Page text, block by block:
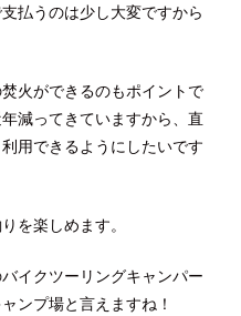
払うのは少し大変ですから
火ができるのもポイントで
減ってきていますから、直
用できるようにしたいです
を楽しめます。
イクツーリングキャンパー
ンプ場と言えますね！